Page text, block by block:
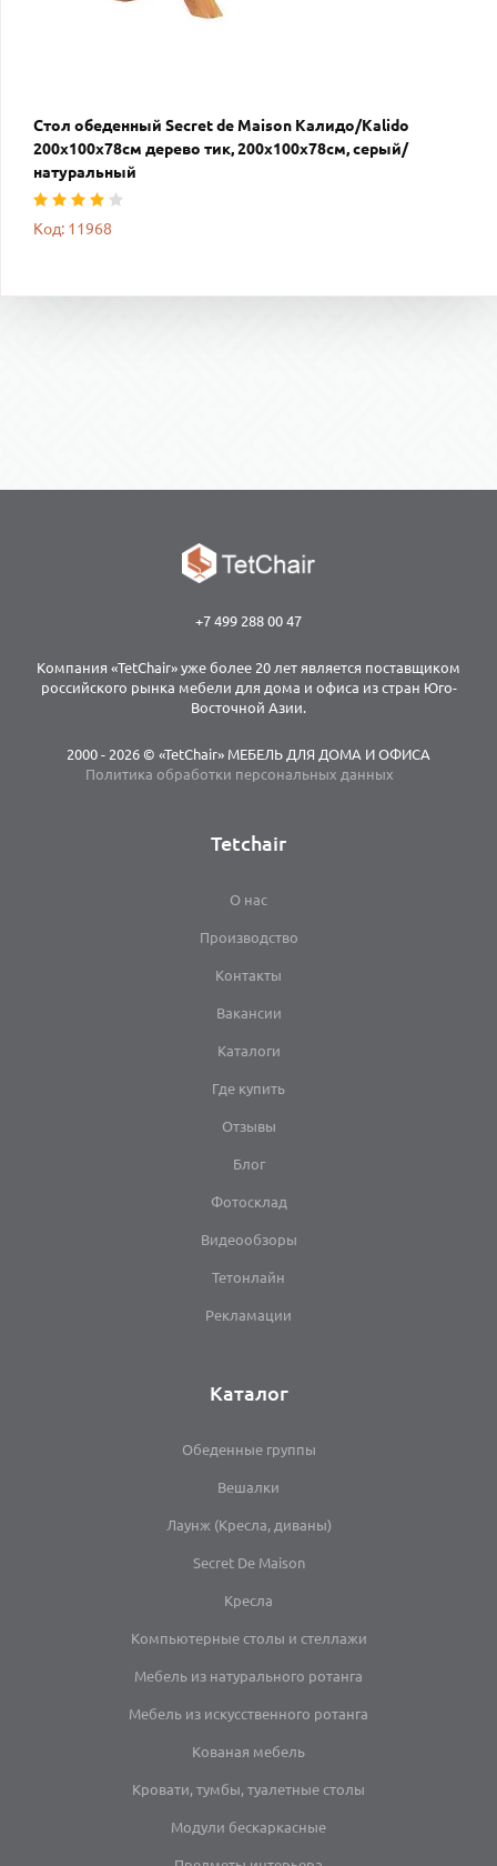
Стол обеденный Secret de Maison Калидо/Kalido
200х100х78см дерево тик, 200х100х78см, серый/
натуральный
Код: 11968
+7 499 288 00 47
Компания «TetChair» уже более 20 лет является поставщиком
российского рынка мебели для дома и офиса из стран Юго-
Восточной Азии.
2000 - 2026 © «TetChair» МЕБЕЛЬ ДЛЯ ДОМА И ОФИСА
Политика обработки персональных данных
Tetchair
О нас
Производство
Контакты
Вакансии
Каталоги
Где купить
Отзывы
Блог
Фотосклад
Видеообзоры
Тетонлайн
Рекламации
Каталог
Обеденные группы
Вешалки
Лаунж (Кресла, диваны)
Secret De Maison
Кресла
Компьютерные столы и стеллажи
Мебель из натурального ротанга
Мебель из искусственного ротанга
Кованая мебель
Кровати, тумбы, туалетные столы
Модули бескаркасные